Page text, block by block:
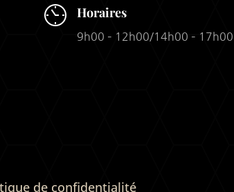
Horaires
9h00 – 12h00/14h00 – 17h00
de confidentialité